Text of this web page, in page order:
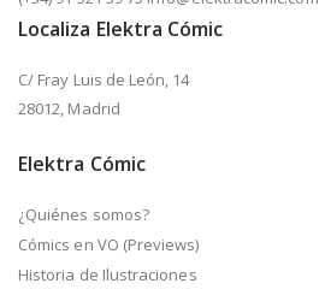
Localiza Elektra Cómic
C/ Fray Luis de León, 14
28012, Madrid
Elektra Cómic
¿Quiénes somos?
Cómics en VO (Previews)
Historia de Ilustraciones